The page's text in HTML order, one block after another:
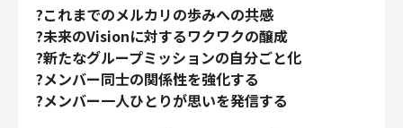
?これまでのメルカリの歩みへの共感
?未来のVisionに対するワクワクの醸成
?新たなグループミッションの自分ごと化
?メンバー同士の関係性を強化する
?メンバー一人ひとりが思いを発信する